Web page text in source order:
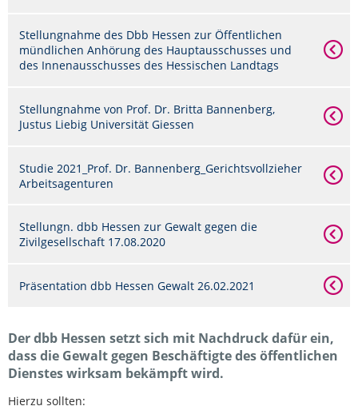
Stellungnahme des Dbb Hessen zur Öffentlichen
mündlichen Anhörung des Hauptausschusses und
des Innenausschusses des Hessischen Landtags
Stellungnahme von Prof. Dr. Britta Bannenberg,
Justus Liebig Universität Giessen
Studie 2021_Prof. Dr. Bannenberg_Gerichtsvollzieher
Arbeitsagenturen
Stellungn. dbb Hessen zur Gewalt gegen die
Zivilgesellschaft 17.08.2020
Präsentation dbb Hessen Gewalt 26.02.2021
Der dbb Hessen setzt sich mit Nachdruck dafür ein,
dass die Gewalt gegen Beschäftigte des öffentlichen
Dienstes wirksam bekämpft wird.
Hierzu sollten: